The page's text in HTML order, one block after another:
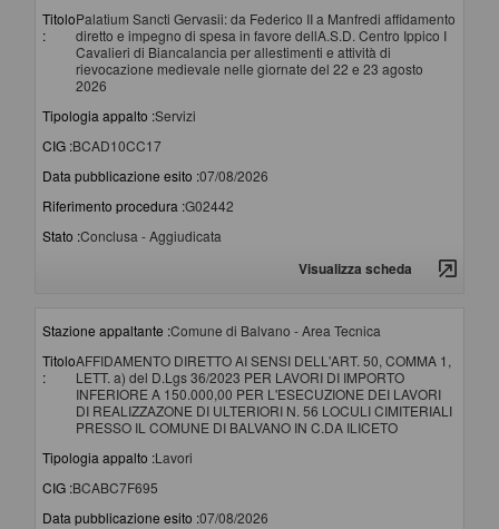
Titolo
:
Palatium Sancti Gervasii: da Federico II a Manfredi affidamento
diretto e impegno di spesa in favore dellA.S.D. Centro Ippico I
Cavalieri di Biancalancia per allestimenti e attività di
rievocazione medievale nelle giornate del 22 e 23 agosto
2026
Tipologia appalto :Servizi
CIG :BCAD10CC17
Data pubblicazione esito :07/08/2026
Riferimento procedura :G02442
Stato :Conclusa - Aggiudicata
Visualizza scheda
Stazione appaltante :Comune di Balvano - Area Tecnica
Titolo
:
AFFIDAMENTO DIRETTO AI SENSI DELL'ART. 50, COMMA 1,
LETT. a) del D.Lgs 36/2023 PER LAVORI DI IMPORTO
INFERIORE A 150.000,00 PER L'ESECUZIONE DEI LAVORI
DI REALIZZAZONE DI ULTERIORI N. 56 LOCULI CIMITERIALI
PRESSO IL COMUNE DI BALVANO IN C.DA ILICETO
Tipologia appalto :Lavori
CIG :BCABC7F695
Data pubblicazione esito :07/08/2026